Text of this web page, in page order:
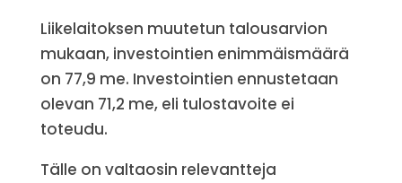
Liikelaitoksen muutetun talousarvion
mukaan, investointien enimmäismäärä
on 77,9 me. Investointien ennustetaan
olevan 71,2 me, eli tulostavoite ei
toteudu.
Tälle on valtaosin relevantteja